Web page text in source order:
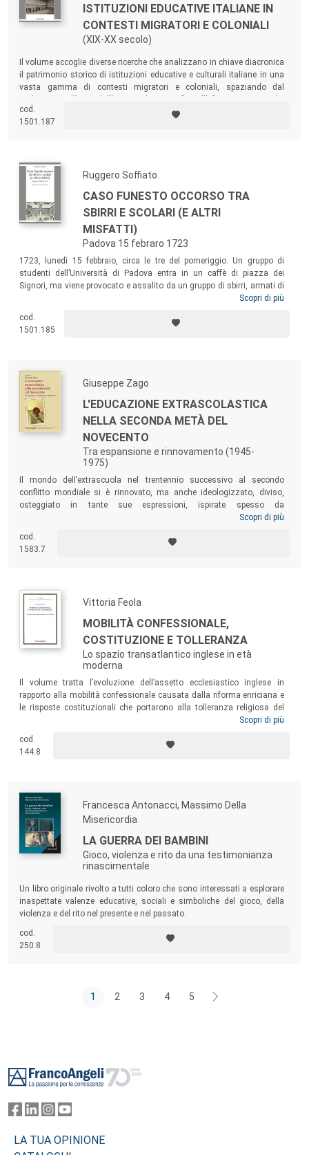
ISTITUZIONI EDUCATIVE ITALIANE IN
CONTESTI MIGRATORI E COLONIALI
(XIX-XX secolo)
Il volume accoglie diverse ricerche che analizzano in chiave diacronica
il patrimonio storico di istituzioni educative e culturali italiane in una
vasta gamma di contesti migratori e coloniali, spaziando dal
La varietà di casi di studio offre un’interessante panoramica sulle
diverse sfaccettature dell’educazione italiana fuori dai confini
cod.
1501.187
Ruggero Soffiato
CASO FUNESTO OCCORSO TRA
SBIRRI E SCOLARI (E ALTRI
MISFATTI)
Padova 15 febraro 1723
1723, lunedì 15 febbraio, circa le tre del pomeriggio. Un gruppo di
studenti dell’Università di Padova entra in un caffè di piazza dei
Signori, ma viene provocato e assalito da un gruppo di sbirri, armati di
archibugi, che ammazzano barbaramente due ragazzi, costringendo
crudelissimo misfatto”, che mette in agitazione tutta la città, è oggetto
di questo volume, basato su documenti d’archivio e su testi popolari,
Scopri di più
cod.
1501.185
Giuseppe Zago
L'EDUCAZIONE EXTRASCOLASTICA
NELLA SECONDA METÀ DEL
NOVECENTO
Tra espansione e rinnovamento (1945-
1975)
Il mondo dell’extrascuola nel trentennio successivo al secondo
conflitto mondiale si è rinnovato, ma anche ideologizzato, diviso,
osteggiato in tante sue espressioni, ispirate spesso da
contrapposizioni politiche, economiche e religiose. Gli interventi
esplorati solo parzialmente in sede storiografica, ma che appaiono
essenziali per conoscere meglio una stagione vivace e complessa,
Scopri di più
cod.
1583.7
Vittoria Feola
MOBILITÀ CONFESSIONALE,
COSTITUZIONE E TOLLERANZA
Lo spazio transatlantico inglese in età
moderna
Il volume tratta l’evoluzione dell’assetto ecclesiastico inglese in
rapporto alla mobilità confessionale causata dalla riforma enriciana e
le risposte costituzionali che portarono alla tolleranza religiosa del
1689, analizzando i modi in cui la religione influenzò la composizione
L’Autrice esamina progetti ed esperimenti di tolleranza anglicana e
cattolica in Irlanda, Maryland e Inghilterra, fino ad arrivare alla
Scopri di più
cod.
144.8
Francesca Antonacci, Massimo Della
Misericordia
LA GUERRA DEI BAMBINI
Gioco, violenza e rito da una testimonianza
rinascimentale
Un libro originale rivolto a tutti coloro che sono interessati a esplorare
inaspettate valenze educative, sociali e simboliche del gioco, della
violenza e del rito nel presente e nel passato.
cod.
250.8
1 2 3 4 5
LA TUA OPINIONE